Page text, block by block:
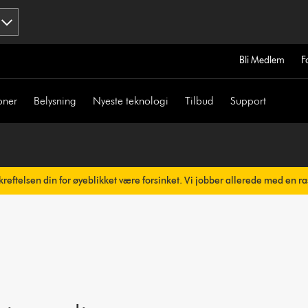
Bli Medlem
Belysning Nyeste teknologi Tilbud Support
din for øyeblikket være forsinket. Vi jobber allerede med en